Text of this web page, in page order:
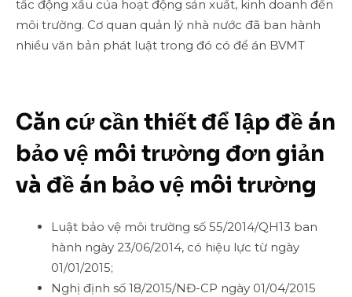
tấc động xấu của hoạt động sản xuất, kinh doanh đến
môi trường. Cơ quan quản lý nhà nước đã ban hành
nhiều văn bản phát luật trong đó có để án BVMT
Căn cứ cần thiết để lập đề án
bảo vệ môi trường đơn giản
và đề án bảo vệ môi trường
Luật bảo vệ môi trường số 55/2014/QH13 ban
hành ngày 23/06/2014, có hiệu lực từ ngày
01/01/2015;
Nghị định số 18/2015/NĐ-CP ngày 01/04/2015